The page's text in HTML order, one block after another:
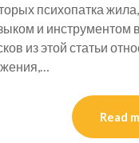
психопатка
и инструментом
из этой статьи
Read